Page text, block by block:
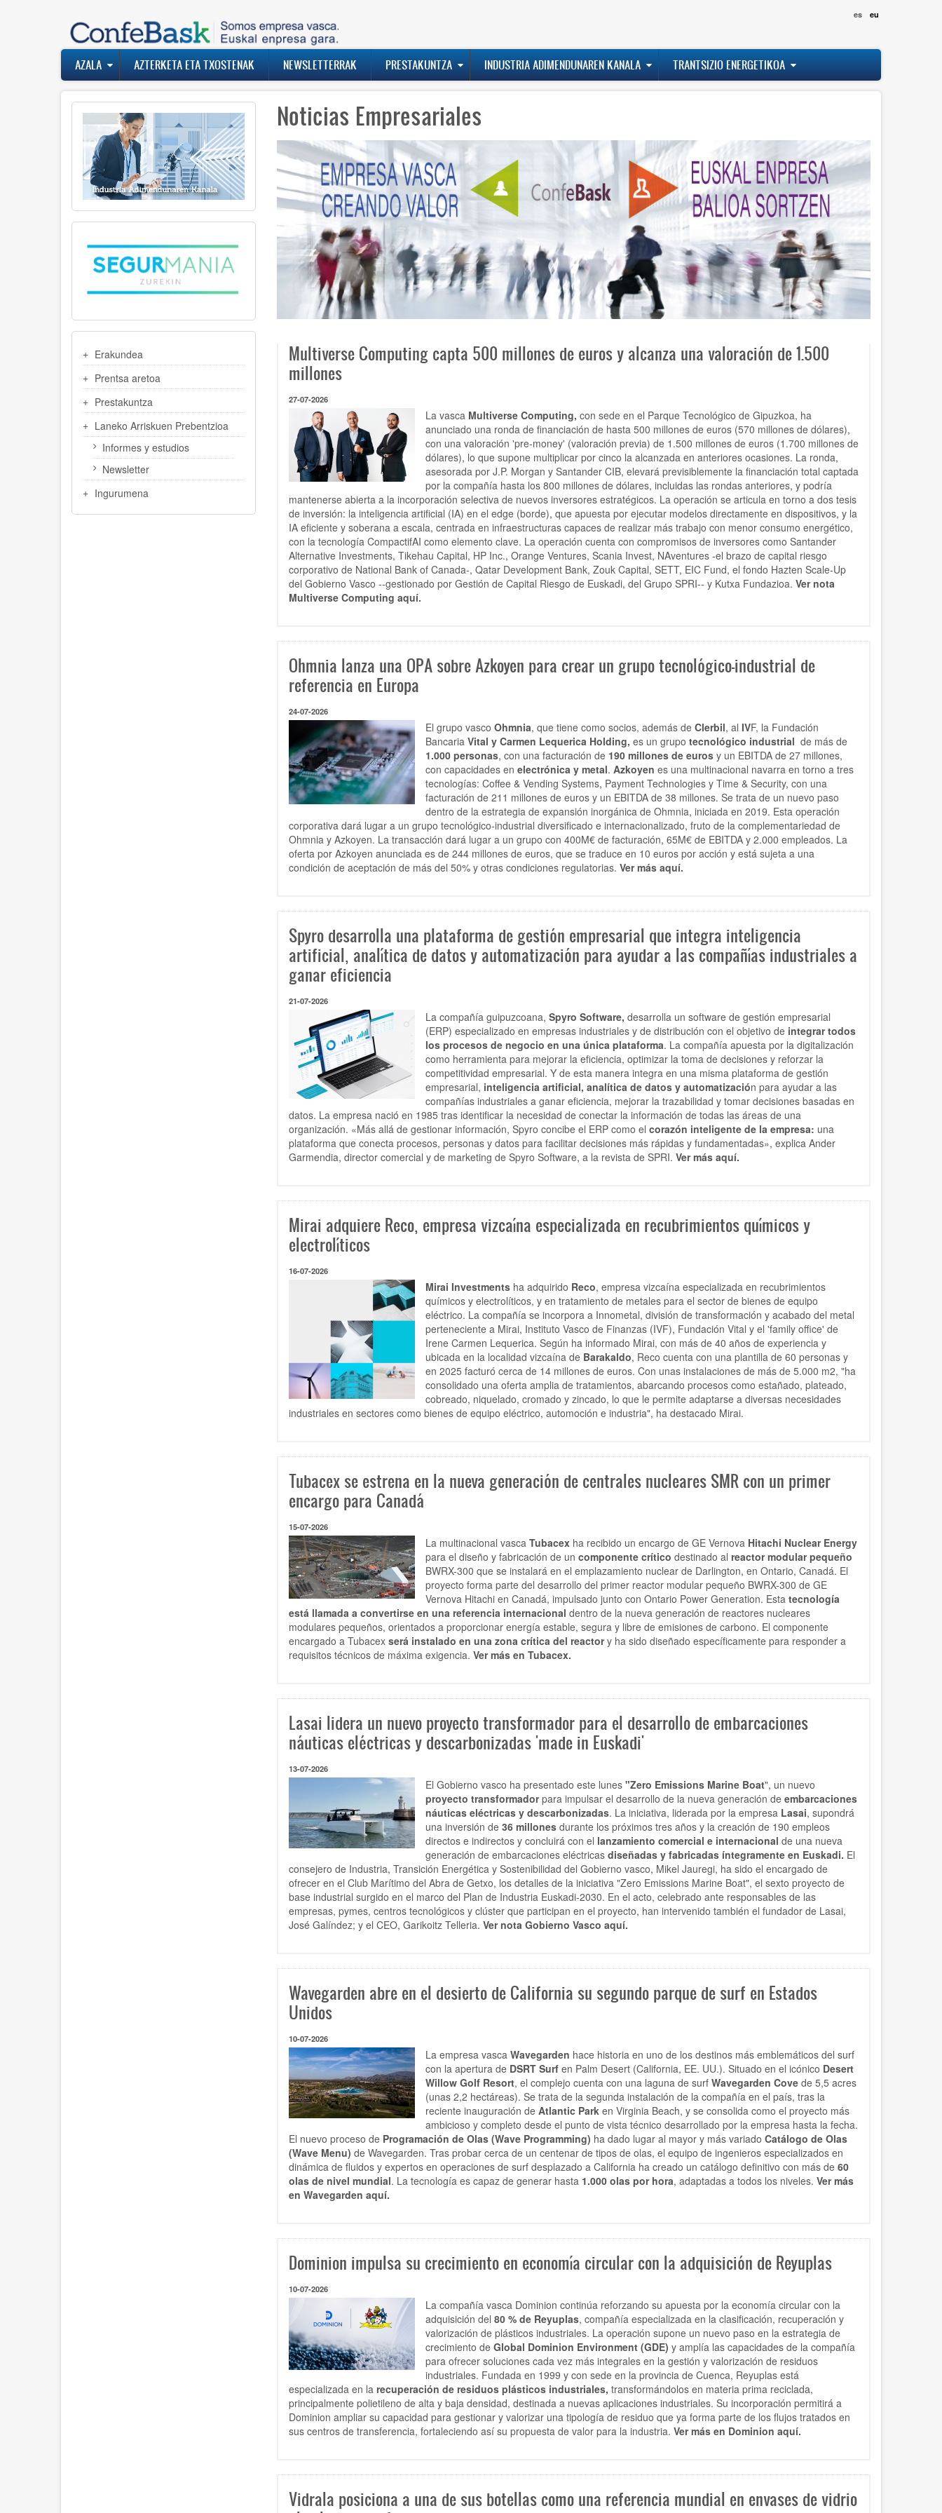
es eu
Navegación
principal
AZALA AZTERKETA ETA TXOSTENAK NEWSLETTERRAK PRESTAKUNTZA INDUSTRIA ADIMENDUNAREN KANALA TRANTSIZIO ENERGETIKOA
LATERAL
Erakundea
Prentsa aretoa
Prestakuntza
Laneko Arriskuen Prebentzioa
Informes y estudios
Newsletter
Ingurumena
Noticias Empresariales
Multiverse Computing capta 500 millones de euros y alcanza una valoración de 1.500
millones
27-07-2026
La vasca Multiverse Computing, con sede en el Parque Tecnológico de Gipuzkoa, ha
anunciado una ronda de financiación de hasta 500 millones de euros (570 millones de dólares),
con una valoración 'pre-money' (valoración previa) de 1.500 millones de euros (1.700 millones de
dólares), lo que supone multiplicar por cinco la alcanzada en anteriores ocasiones. La ronda,
asesorada por J.P. Morgan y Santander CIB, elevará previsiblemente la financiación total captada
por la compañía hasta los 800 millones de dólares, incluidas las rondas anteriores, y podría
mantenerse abierta a la incorporación selectiva de nuevos inversores estratégicos. La operación se articula en torno a dos tesis
de inversión: la inteligencia artificial (IA) en el edge (borde), que apuesta por ejecutar modelos directamente en dispositivos, y la
IA eficiente y soberana a escala, centrada en infraestructuras capaces de realizar más trabajo con menor consumo energético,
con la tecnología CompactifAI como elemento clave. La operación cuenta con compromisos de inversores como Santander
Alternative Investments, Tikehau Capital, HP Inc., Orange Ventures, Scania Invest, NAventures -el brazo de capital riesgo
corporativo de National Bank of Canada-, Qatar Development Bank, Zouk Capital, SETT, EIC Fund, el fondo Hazten Scale-Up
del Gobierno Vasco --gestionado por Gestión de Capital Riesgo de Euskadi, del Grupo SPRI-- y Kutxa Fundazioa. Ver nota
Multiverse Computing aquí.
Ohmnia lanza una OPA sobre Azkoyen para crear un grupo tecnológico-industrial de
referencia en Europa
24-07-2026
El grupo vasco Ohmnia, que tiene como socios, además de Clerbil, al IVF, la Fundación
Bancaria Vital y Carmen Lequerica Holding, es un grupo tecnológico industrial de más de
1.000 personas, con una facturación de 190 millones de eurosy un EBITDA de 27 millones,
con capacidades en electrónica y metal. Azkoyen es una multinacional navarra en torno a tres
tecnologías: Coffee & Vending Systems, Payment Technologies y Time & Security, con una
facturación de 211 millones de euros y un EBITDA de 38 millones. Se trata de un nuevo paso
dentro de la estrategia de expansión inorgánica de Ohmnia, iniciada en 2019. Esta operación
corporativa dará lugar a un grupo tecnológico-industrial diversificado e internacionalizado, fruto de la complementariedad de
Ohmnia y Azkoyen. La transacción dará lugar a un grupo con 400M€ de facturación, 65M€ de EBITDA y 2.000 empleados. La
oferta por Azkoyen anunciada es de 244 millones de euros, que se traduce en 10 euros por acción y está sujeta a una
condición de aceptación de más del 50% y otras condiciones regulatorias. Ver más aquí.
Spyro desarrolla una plataforma de gestión empresarial que integra inteligencia
artificial, analítica de datos y automatización para ayudar a las compañías industriales a
ganar eficiencia
21-07-2026
La compañía guipuzcoana, Spyro Software, desarrolla un software de gestión empresarial
(ERP) especializado en empresas industriales y de distribución con el objetivo de integrar todos
los procesos de negocio en una única plataforma. La compañía apuesta por la digitalización
como herramienta para mejorar la eficiencia, optimizar la toma de decisiones y reforzar la
competitividad empresarial. Y de esta manera integra en una misma plataforma de gestión
empresarial, inteligencia artificial, analítica de datos y automatización para ayudar a las
compañías industriales a ganar eficiencia, mejorar la trazabilidad y tomar decisiones basadas en
datos. La empresa nació en 1985 tras identificar la necesidad de conectar la información de todas las áreas de una
organización. «Más allá de gestionar información, Spyro concibe el ERP como el corazón inteligente de la empresa: una
plataforma que conecta procesos, personas y datos para facilitar decisiones más rápidas y fundamentadas», explica Ander
Garmendia, director comercial y de marketing de Spyro Software, a la revista de SPRI. Ver más aquí.
Mirai adquiere Reco, empresa vizcaína especializada en recubrimientos químicos y
electrolíticos
16-07-2026
Mirai Investmentsha adquirido Reco, empresa vizcaína especializada en recubrimientos
químicos y electrolíticos, y en tratamiento de metales para el sector de bienes de equipo
eléctrico. La compañía se incorpora a Innometal, división de transformación y acabado del metal
perteneciente a Mirai, Instituto Vasco de Finanzas (IVF), Fundación Vital y el 'family office' de
Irene Carmen Lequerica. Según ha informado Mirai, con más de 40 años de experiencia y
ubicada en la localidad vizcaína de Barakaldo, Reco cuenta con una plantilla de 60 personas y
en 2025 facturó cerca de 14 millones de euros. Con unas instalaciones de más de 5.000 m2, "ha
consolidado una oferta amplia de tratamientos, abarcando procesos como estañado, plateado,
cobreado, niquelado, cromado y zincado, lo que le permite adaptarse a diversas necesidades
industriales en sectores como bienes de equipo eléctrico, automoción e industria", ha destacado Mirai.
Tubacex se estrena en la nueva generación de centrales nucleares SMR con un primer
encargo para Canadá
15-07-2026
La multinacional vasca Tubacexha recibido un encargo de GE Vernova Hitachi Nuclear Energy
para el diseño y fabricación de un componente crítico destinado al reactor modular pequeño
BWRX-300 que se instalará en el emplazamiento nuclear de Darlington, en Ontario, Canadá. El
proyecto forma parte del desarrollo del primer reactor modular pequeño BWRX-300 de GE
Vernova Hitachi en Canadá, impulsado junto con Ontario Power Generation. Esta tecnología
está llamada a convertirse en una referencia internacional dentro de la nueva generación de reactores nucleares
modulares pequeños, orientados a proporcionar energía estable, segura y libre de emisiones de carbono. El componente
encargado a Tubacex será instalado en una zona crítica del reactory ha sido diseñado específicamente para responder a
requisitos técnicos de máxima exigencia. Ver más en Tubacex.
Lasai lidera un nuevo proyecto transformador para el desarrollo de embarcaciones
náuticas eléctricas y descarbonizadas 'made in Euskadi'
13-07-2026
El Gobierno vasco ha presentado este lunes "Zero Emissions Marine Boat", un nuevo
proyecto transformadorpara impulsar el desarrollo de la nueva generación de embarcaciones
náuticas eléctricas y descarbonizadas. La iniciativa, liderada por la empresa Lasai, supondrá
una inversión de 36 millonesdurante los próximos tres años y la creación de 190 empleos
directos e indirectos y concluirá con el lanzamiento comercial e internacional de una nueva
generación de embarcaciones eléctricas diseñadas y fabricadas íntegramente en Euskadi. El
consejero de Industria, Transición Energética y Sostenibilidad del Gobierno vasco, Mikel Jauregi, ha sido el encargado de
ofrecer en el Club Marítimo del Abra de Getxo, los detalles de la iniciativa "Zero Emissions Marine Boat", el sexto proyecto de
base industrial surgido en el marco del Plan de Industria Euskadi-2030. En el acto, celebrado ante responsables de las
empresas, pymes, centros tecnológicos y clúster que participan en el proyecto, han intervenido también el fundador de Lasai,
José Galíndez; y el CEO, Garikoitz Telleria. Ver nota Gobierno Vasco aquí.
Wavegarden abre en el desierto de California su segundo parque de surf en Estados
Unidos
10-07-2026
La empresa vasca Wavegarden hace historia en uno de los destinos más emblemáticos del surf
con la apertura de DSRT Surfen Palm Desert (California, EE. UU.). Situado en el icónico Desert
Willow Golf Resort, el complejo cuenta con una laguna de surf Wavegarden Covede 5,5 acres
(unas 2,2 hectáreas). Se trata de la segunda instalación de la compañía en el país, tras la
reciente inauguración de Atlantic Parken Virginia Beach, y se consolida como el proyecto más
ambicioso y completo desde el punto de vista técnico desarrollado por la empresa hasta la fecha.
El nuevo proceso de Programación de Olas (Wave Programming) ha dado lugar al mayor y más variado Catálogo de Olas
(Wave Menu) de Wavegarden. Tras probar cerca de un centenar de tipos de olas, el equipo de ingenieros especializados en
dinámica de fluidos y expertos en operaciones de surf desplazado a California ha creado un catálogo definitivo con más de 60
olas de nivel mundial. La tecnología es capaz de generar hasta 1.000 olas por hora, adaptadas a todos los niveles. Ver más
en Wavegarden aquí.
Dominion impulsa su crecimiento en economía circular con la adquisición de Reyuplas
10-07-2026
La compañía vasca Dominion continúa reforzando su apuesta por la economía circular con la
adquisición del 80 % de Reyuplas, compañía especializada en la clasificación, recuperación y
valorización de plásticos industriales. La operación supone un nuevo paso en la estrategia de
crecimiento de Global Dominion Environment (GDE) y amplía las capacidades de la compañía
para ofrecer soluciones cada vez más integrales en la gestión y valorización de residuos
industriales. Fundada en 1999 y con sede en la provincia de Cuenca, Reyuplas está
especializada en la recuperación de residuos plásticos industriales, transformándolos en materia prima reciclada,
principalmente polietileno de alta y baja densidad, destinada a nuevas aplicaciones industriales. Su incorporación permitirá a
Dominion ampliar su capacidad para gestionar y valorizar una tipología de residuo que ya forma parte de los flujos tratados en
sus centros de transferencia, fortaleciendo así su propuesta de valor para la industria. Ver más en Dominion aquí.
Vidrala posiciona a una de sus botellas como una referencia mundial en envases de vidrio